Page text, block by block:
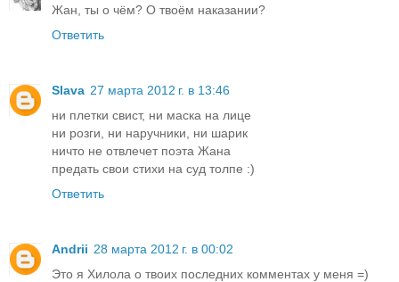
Жан, ты о чём? О твоём наказании?
Ответить
Slava 27 марта 2012 г. в 13:46
ни плетки свист, ни маска на лице
ни розги, ни наручники, ни шарик
ничто не отвлечет поэта Жана
предать свои стихи на суд толпе :)
Ответить
Andrii 28 марта 2012 г. в 00:02
Это я Хилола о твоих последних комментах у меня =)